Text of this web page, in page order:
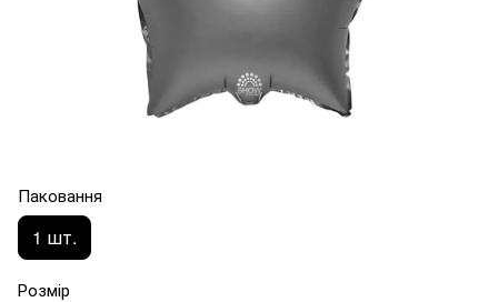
Паковання
1 шт.
Розмір